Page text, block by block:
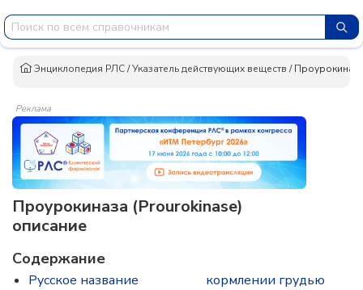
Энциклопедия РЛС/Указатель действующих веществ /
Реклама
Проурокиназа (Prourokinase)
описание
Содержание
Русское название
кормлении грудью